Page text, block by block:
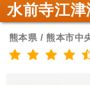
水前寺江
熊本県 / 熊本市中